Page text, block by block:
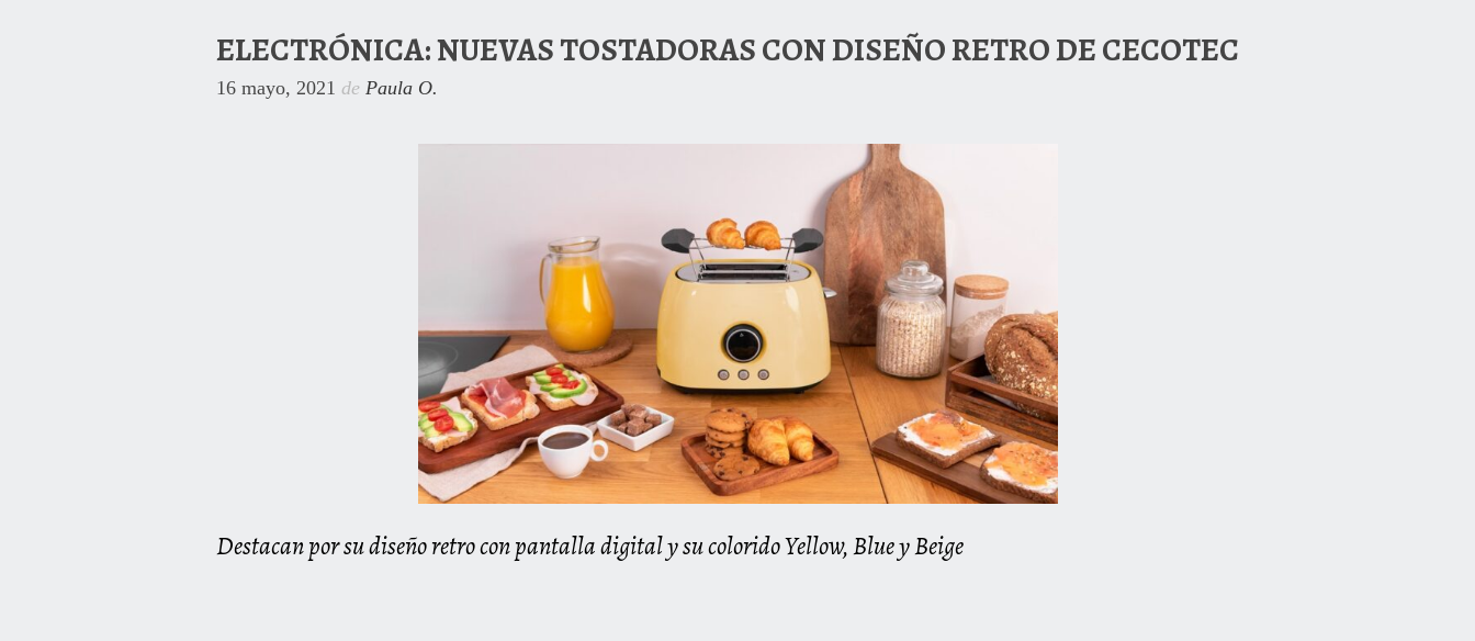
ELECTRÓNICA: NUEVAS TOSTADORAS CON DISEÑO RETRO DE CECOTEC
16 mayo, 2021 de Paula O.
Destacan por su diseño retro con pantalla digital y su colorido Yellow, Blue y Beige